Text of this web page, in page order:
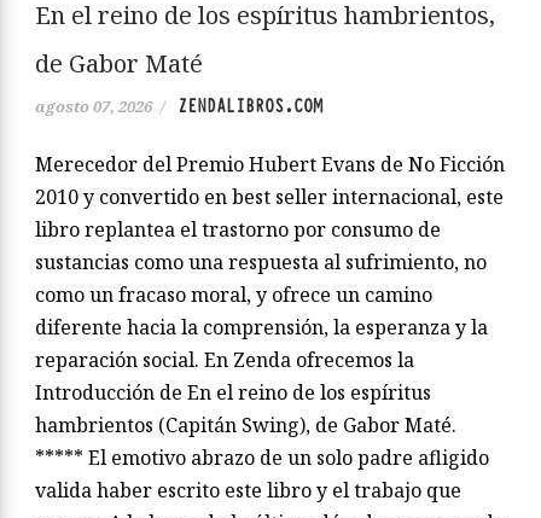
En el reino de los espíritus hambrientos,
de Gabor Maté
agosto 07, 2026
Merecedor del Premio Hubert Evans de No Ficción
2010 y convertido en best seller internacional, este
libro replantea el trastorno por consumo de
sustancias como una respuesta al sufrimiento, no
como un fracaso moral, y ofrece un camino
diferente hacia la comprensión, la esperanza y la
reparación social. En Zenda ofrecemos la
Introducción de En el reino de los espíritus